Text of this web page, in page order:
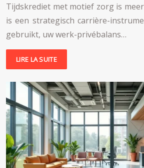
Tijdskrediet met motief zorg is
is een strategisch carrière-
gebruikt, uw werk-privébalans…
LIRE LA SUITE